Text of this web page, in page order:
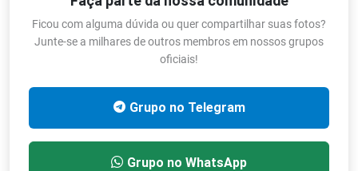
Ficou com alguma dúvida ou quer compartilhar suas fotos?
Junte-se a milhares de outros membros em nossos grupos
oficiais!
Grupo no Telegram
Grupo no WhatsApp